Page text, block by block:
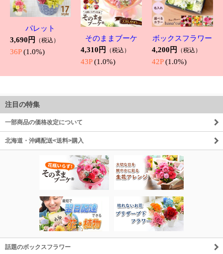
注目の特集
一部商品の価格改定について
北海道・沖縄配送<送料>購入
話題のボックスフラワー